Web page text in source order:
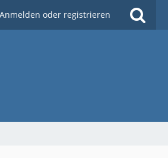
Anmelden oder registrieren